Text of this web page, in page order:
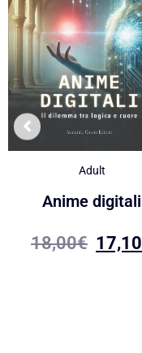
Adult
Anime digitali
18,00€ 17,10